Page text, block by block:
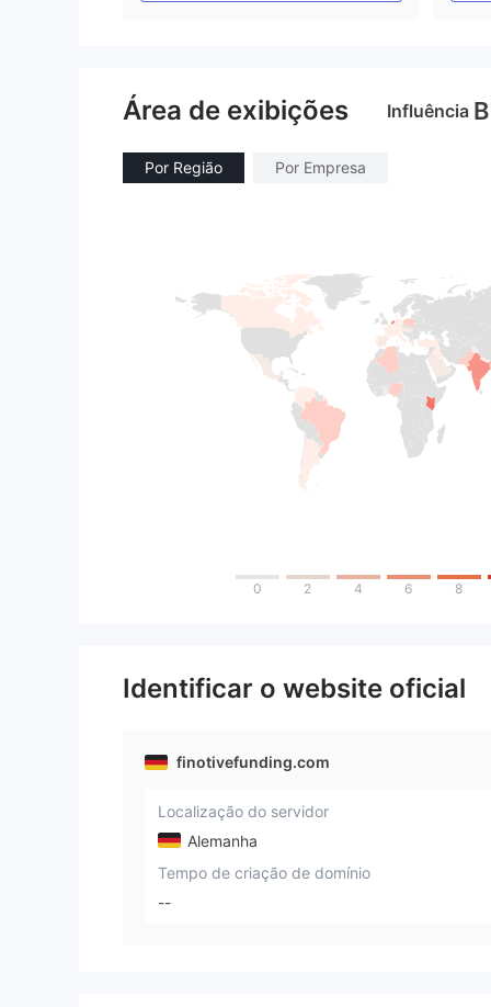
Área de exibições Influência B
Por Região Por Empresa
0 2 4 6 8
Identificar o website oficial
finotivefunding.com
Localização do servidor
Alemanha
Tempo de criação de domínio
--